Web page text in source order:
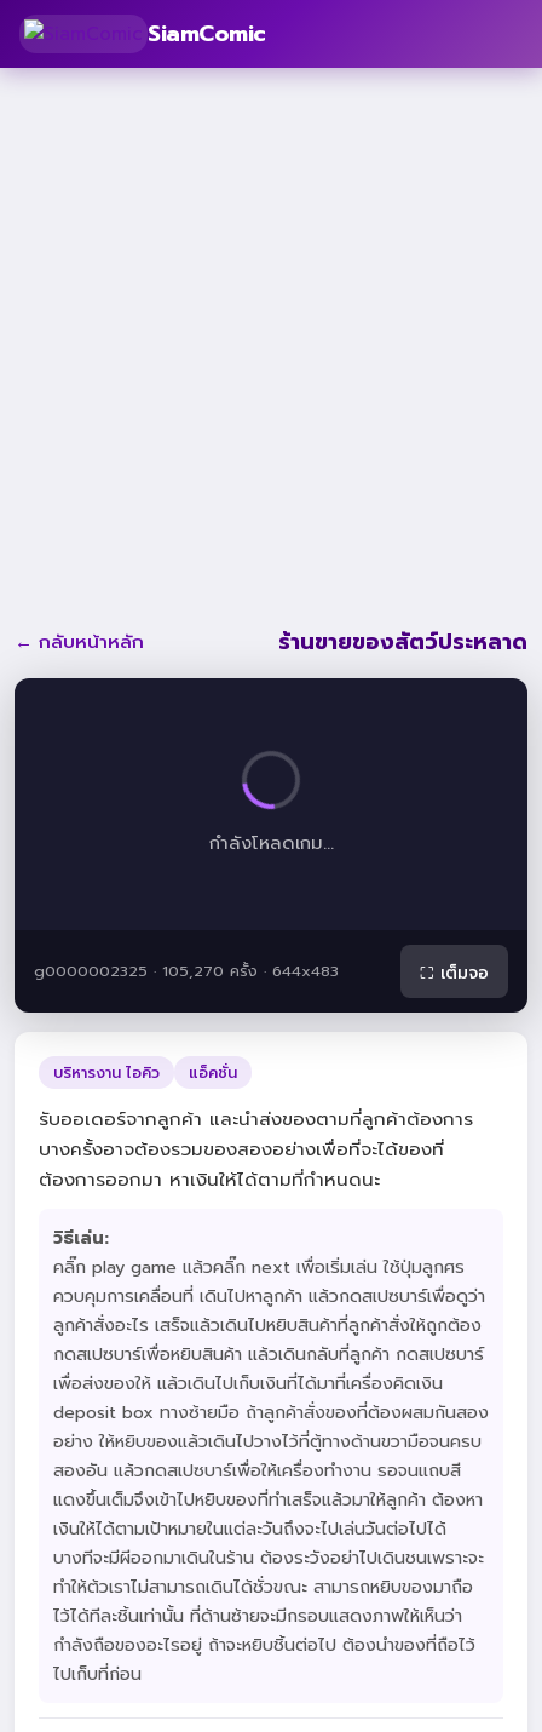
SiamComic
← กลับหน้าหลัก ร้านขายของสัตว์ประหลาด
กำลังโหลดเกม...
g0000002325 · 105,270 ครั้ง · 644x483 ⛶ เต็มจอ
บริหารงาน ไอคิว แอ็คชั่น
รับออเดอร์จากลูกค้า และนำส่งของตามที่ลูกค้าต้องการ
บางครั้งอาจต้องรวมของสองอย่างเพื่อที่จะได้ของที่
ต้องการออกมา หาเงินให้ได้ตามที่กำหนดนะ
วิธีเล่น:
คลิ๊ก play game แล้วคลิ๊ก next เพื่อเริ่มเล่น ใช้ปุ่มลูกศร
ควบคุมการเคลื่อนที่ เดินไปหาลูกค้า แล้วกดสเปซบาร์เพื่อดูว่า
ลูกค้าสั่งอะไร เสร็จแล้วเดินไปหยิบสินค้าที่ลูกค้าสั่งให้ถูกต้อง
กดสเปซบาร์เพื่อหยิบสินค้า แล้วเดินกลับที่ลูกค้า กดสเปซบาร์
เพื่อส่งของให้ แล้วเดินไปเก็บเงินที่ได้มาที่เครื่องคิดเงิน
deposit box ทางซ้ายมือ ถ้าลูกค้าสั่งของที่ต้องผสมกันสอง
อย่าง ให้หยิบของแล้วเดินไปวางไว้ที่ตู้ทางด้านขวามือจนครบ
สองอัน แล้วกดสเปซบาร์เพื่อให้เครื่องทำงาน รอจนแถบสี
แดงขึ้นเต็มจึงเข้าไปหยิบของที่ทำเสร็จแล้วมาให้ลูกค้า ต้องหา
เงินให้ได้ตามเป้าหมายในแต่ละวันถึงจะไปเล่นวันต่อไปได้
บางทีจะมีผีออกมาเดินในร้าน ต้องระวังอย่าไปเดินชนเพราะจะ
ทำให้ต้วเราไม่สามารถเดินได้ชั่วขณะ สามารถหยิบของมาถือ
ไว้ได้ทีละชิ้นเท่านั้น ที่ด้านซ้ายจะมีกรอบแสดงภาพให้เห็นว่า
กำลังถือของอะไรอยู่ ถ้าจะหยิบชิ้นต่อไป ต้องนำของที่ถือไว้
ไปเก็บที่ก่อน